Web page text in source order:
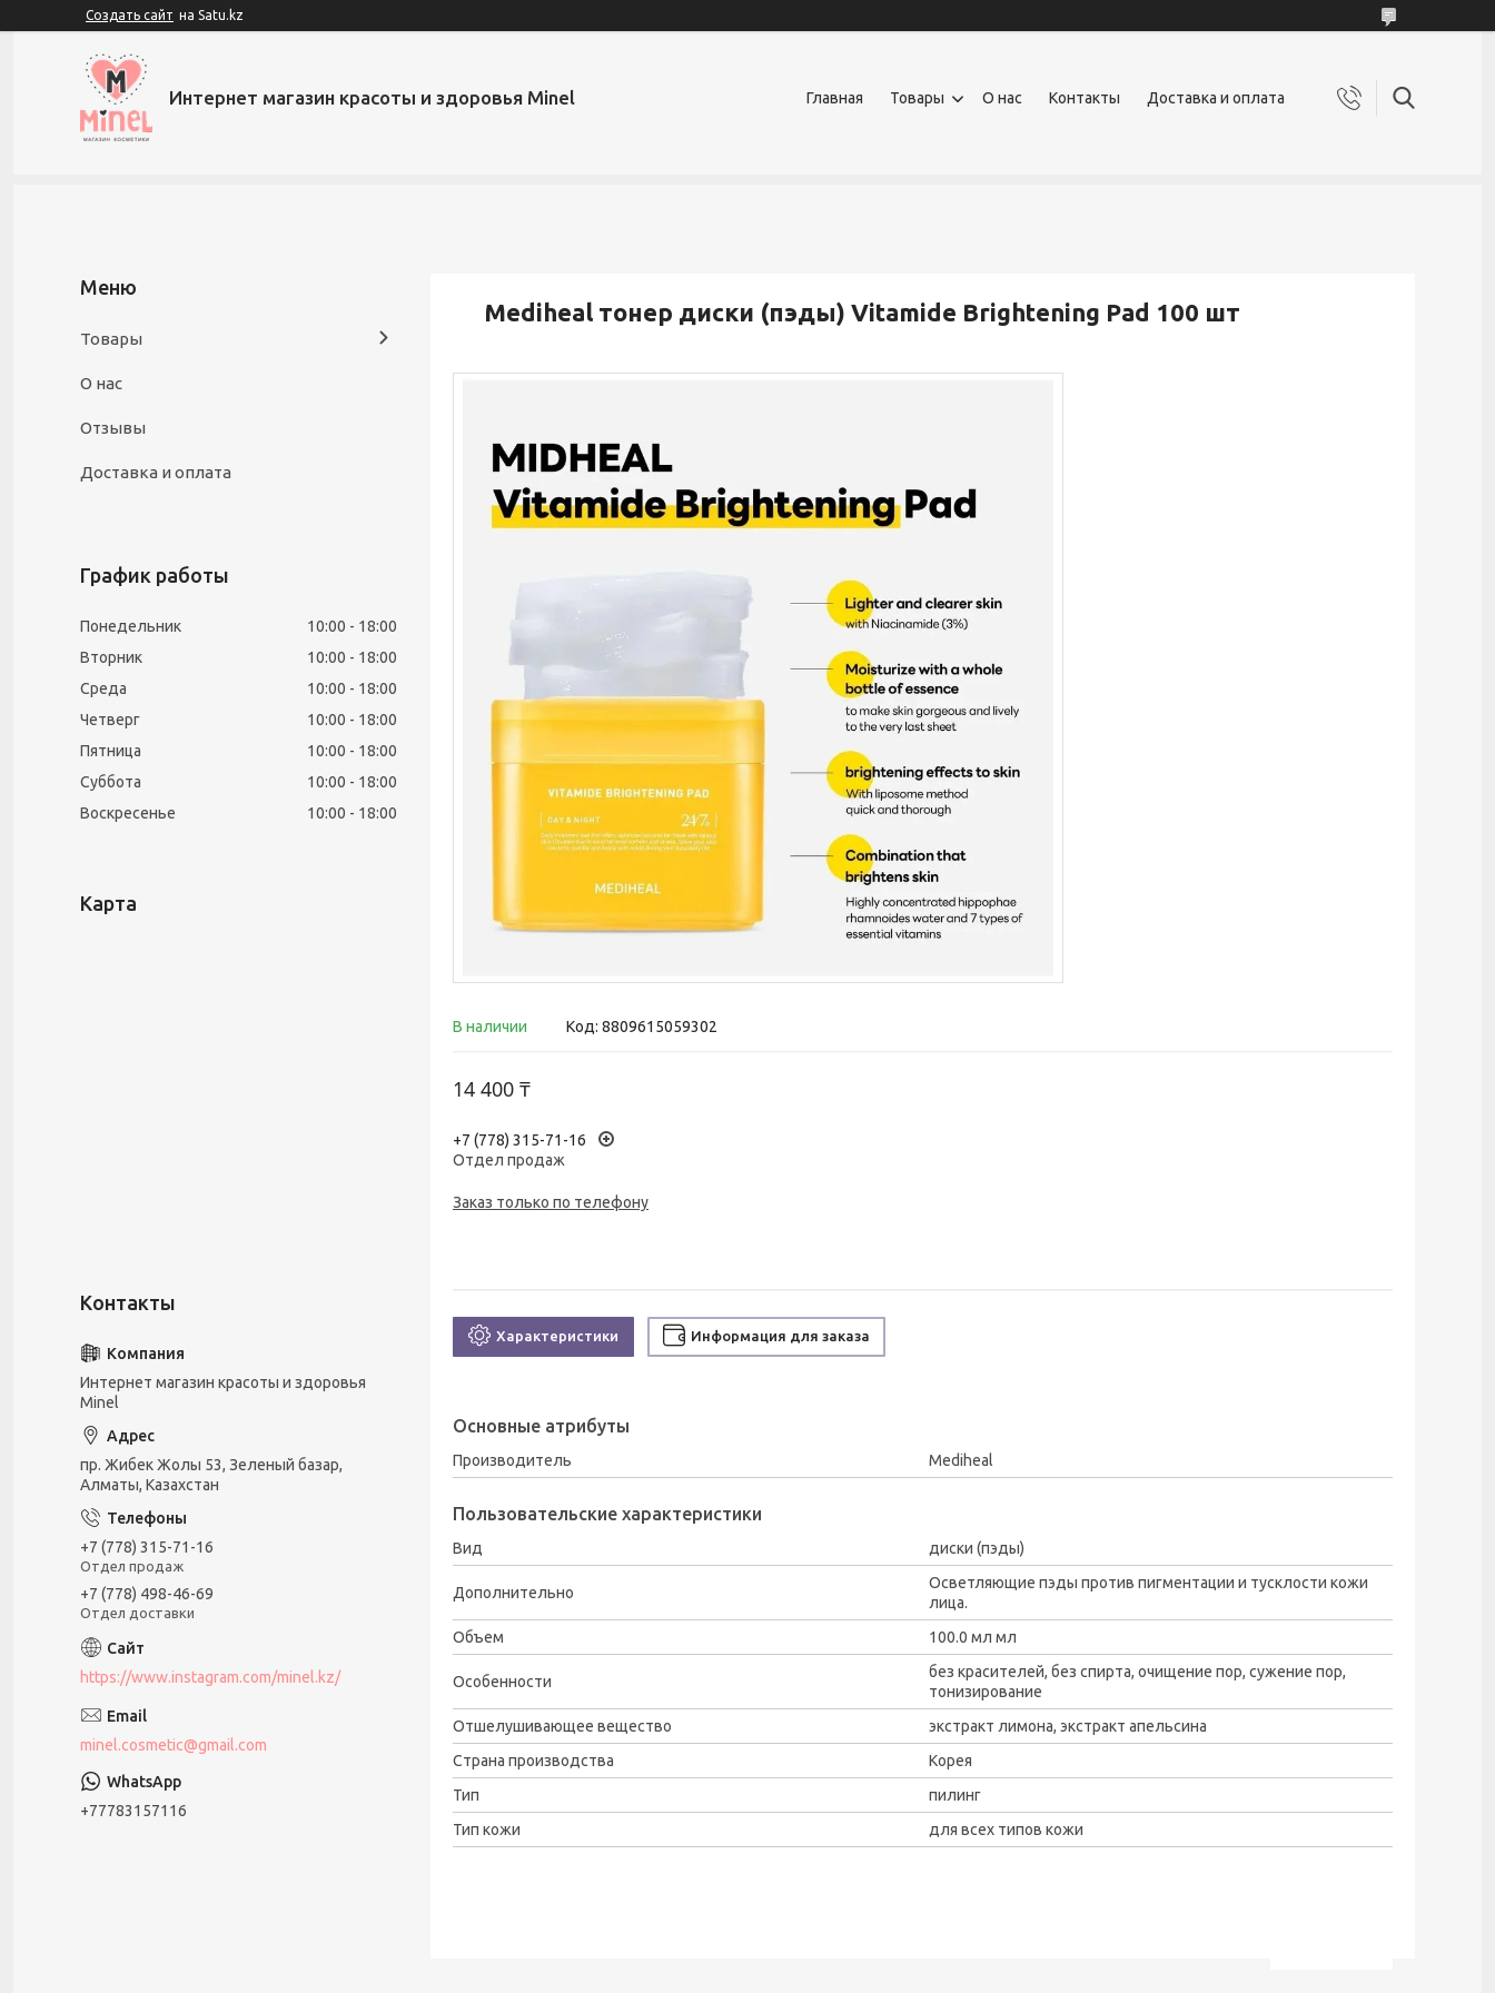
Создать сайт на Satu.kz
Интернет магазин красоты и здоровья Minel Главная Товары О нас Контакты Доставка и оплата
Mediheal тонер диски (пэды) Vitamide Brightening Pad 100 шт
В наличии Код: 8809615059302
14 400 ₸
+7 (778) 315-71-16
Отдел продаж
Заказ только по телефону
Характеристики Информация для заказа
Основные атрибуты
Производитель Mediheal
Пользовательские характеристики
Вид диски (пэды)
Дополнительно
Осветляющие пэды против пигментации и тусклости кожи
лица.
Объем
100.0 мл мл
Особенности
без красителей, без спирта, очищение пор, сужение пор,
тонизирование
Отшелушивающее вещество
экстракт лимона, экстракт апельсина
Страна производства
Корея
Тип
пилинг
Тип кожи
для всех типов кожи
Товары
О нас
Отзывы
Доставка и оплата
График работы
Понедельник 10:00
18:00
Вторник
10:00
18:00
Среда
10:00
18:00
Четверг
10:00
18:00
Пятница
10:00
18:00
Суббота
10:00
18:00
Воскресенье
10:00 18:00
Карта
Интернет магазин красоты и здоровья
Minel
пр. Жибек Жолы 53, Зеленый базар,
Алматы, Казахстан
+7 (778) 315-71-16
Отдел продаж
+7 (778) 498-46-69
Отдел доставки
https://www.instagram.com/minel.kz/
minel.cosmetic@gmail.com
+77783157116